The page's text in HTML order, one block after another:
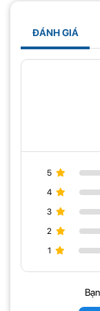
Tính năng
100 Inch
- Cơ chế Lift
khối và tính co giãn
Giá treo tivi di
- Lắp đặt dễ dàng
- Dễ dàng di
ĐÁNH GIÁ
5
4
3
2
1